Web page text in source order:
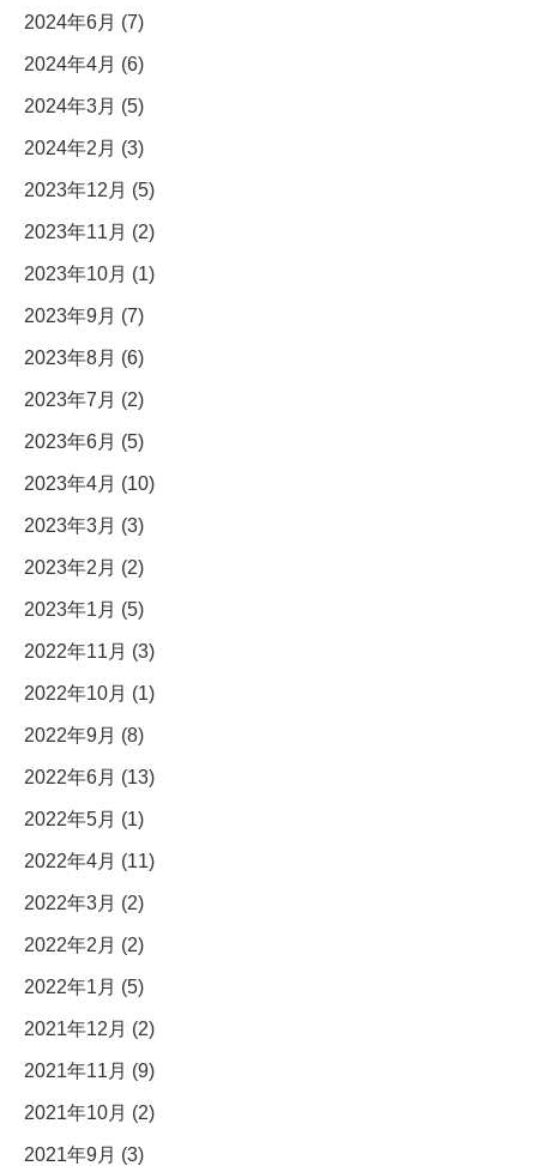
2024年6月 (7)
2024年4月 (6)
2024年3月 (5)
2024年2月 (3)
2023年12月 (5)
2023年11月 (2)
2023年10月 (1)
2023年9月 (7)
2023年8月 (6)
2023年7月 (2)
2023年6月 (5)
2023年4月 (10)
2023年3月 (3)
2023年2月 (2)
2023年1月 (5)
2022年11月 (3)
2022年10月 (1)
2022年9月 (8)
2022年6月 (13)
2022年5月 (1)
2022年4月 (11)
2022年3月 (2)
2022年2月 (2)
2022年1月 (5)
2021年12月 (2)
2021年11月 (9)
2021年10月 (2)
2021年9月 (3)